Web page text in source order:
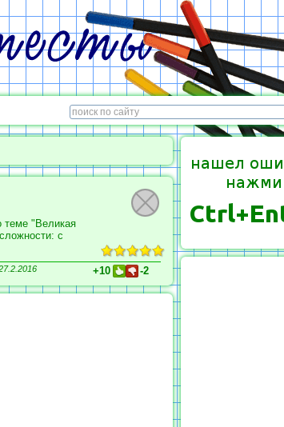
теме "Великая
с
+10 -2